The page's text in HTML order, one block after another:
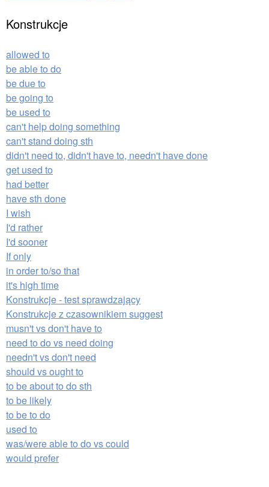
Konstrukcje
allowed to
be able to do
be due to
be going to
be used to
can't help doing something
can't stand doing sth
didn't need to, didn't have to, needn't have done
get used to
had better
have sth done
I wish
I'd rather
I'd sooner
If only
in order to/so that
it's high time
Konstrukcje - test sprawdzający
Konstrukcje z czasownikiem suggest
musn't vs don't have to
need to do vs need doing
needn't vs don't need
should vs ought to
to be about to do sth
to be likely
to be to do
used to
was/were able to do vs could
would prefer